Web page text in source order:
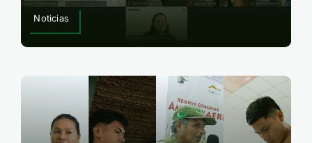
Noticias